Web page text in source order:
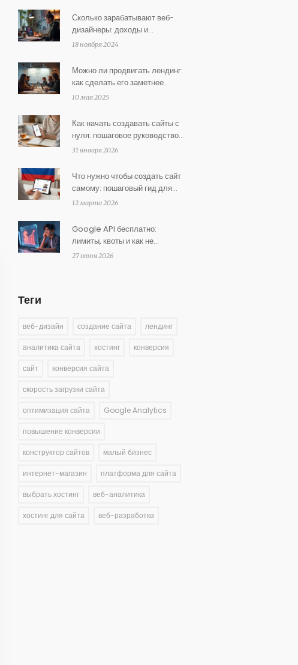
Сколько зарабатывают веб-
дизайнеры: доходы и
перспективы
18 ноября 2024
Можно ли продвигать лендинг:
как сделать его заметнее
10 мая 2025
Как начать создавать сайты с
нуля: пошаговое руководство
для малого бизнеса
31 января 2026
Что нужно чтобы создать сайт
самому: пошаговый гид для
малого бизнеса
12 марта 2026
Google API бесплатно:
лимиты, квоты и как не
получить счет
27 июня 2026
Теги
веб-дизайн создание сайта лендинг
аналитика сайта хостинг конверсия
сайт конверсия сайта
скорость загрузки сайта
оптимизация сайта Google Analytics
повышение конверсии
конструктор сайтов малый бизнес
интернет-магазин платформа для сайта
выбрать хостинг веб-аналитика
хостинг для сайта веб-разработка